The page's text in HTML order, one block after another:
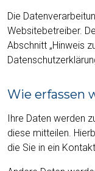
Die
Websitebetreiber.
Abschnitt „Hinweis
Wie erfassen
Ihre Daten werden
diese mitteilen.
die Sie in ein